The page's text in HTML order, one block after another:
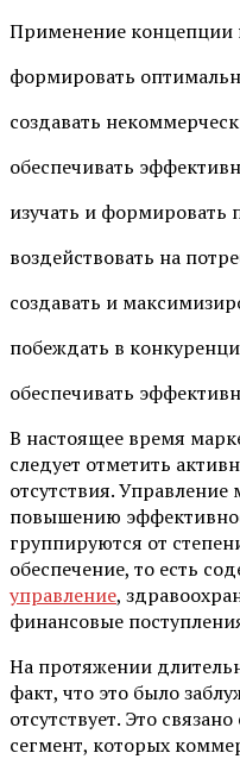
Применение концепции
формировать
создавать
обеспечивать
изучать и формировать
воздействовать на
создавать и
побеждать в
обеспечивать
В настоящее время
следует отметить
отсутствия.
повышению
группируются от
обеспечение, то есть
управление,
финансовые
На протяжении
факт, что это было
отсутствует. Это
сегмент, которых